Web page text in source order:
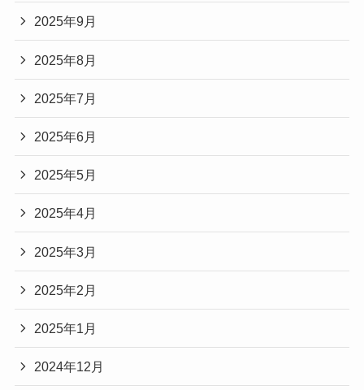
2025年9月
2025年8月
2025年7月
2025年6月
2025年5月
2025年4月
2025年3月
2025年2月
2025年1月
2024年12月